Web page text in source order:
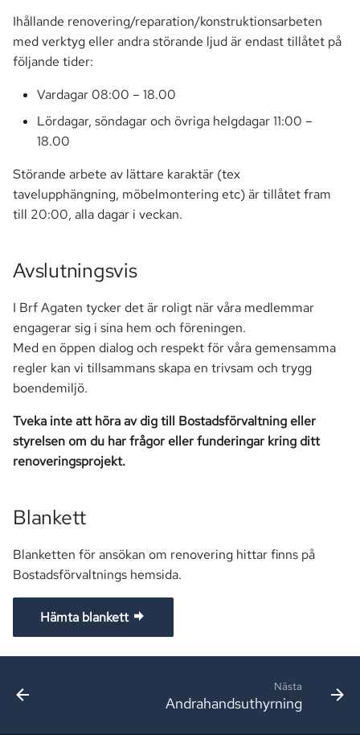
Ihållande renovering/reparation/konstruktionsarbeten
med verktyg eller andra störande ljud är endast tillåtet på
följande tider:
Vardagar 08:00 – 18.00
Lördagar, söndagar och övriga helgdagar 11:00 –
18.00
Störande arbete av lättare karaktär (tex
tavelupphängning, möbelmontering etc) är tillåtet fram
till 20:00, alla dagar i veckan.
Avslutningsvis
I Brf Agaten tycker det är roligt när våra medlemmar
engagerar sig i sina hem och föreningen.
Med en öppen dialog och respekt för våra gemensamma
regler kan vi tillsammans skapa en trivsam och trygg
boendemiljö.
Tveka inte att höra av dig till Bostadsförvaltning eller
styrelsen om du har frågor eller funderingar kring ditt
renoveringsprojekt.
Blankett
Blanketten för ansökan om renovering hittar finns på
Bostadsförvaltnings hemsida.
Hämta blankett
Nästa
Andrahandsuthyrning